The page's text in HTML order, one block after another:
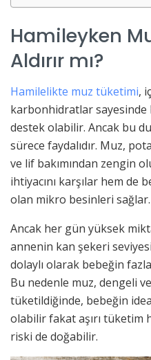
Hamileyken
Aldırır mı?
Hamilelikte muz tüketimi,
karbonhidratlar sayesinde
destek olabilir. Ancak bu
sürece faydalıdır. Muz,
ve lif bakımından zengin
ihtiyacını karşılar hem de
olan mikro besinleri sağlar.
Ancak her gün yüksek
annenin kan şekeri
dolaylı olarak bebeğin
Bu nedenle muz, dengeli
tüketildiğinde, bebeğin
olabilir fakat aşırı tüketim
riski de doğabilir.